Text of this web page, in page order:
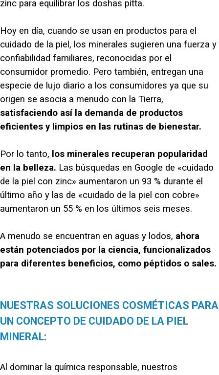
zinc para equilibrar los doshas pitta.
Hoy en día, cuando se usan en productos para el
cuidado de la piel, los minerales sugieren una fuerza y
confiabilidad familiares, reconocidas por el
consumidor promedio. Pero también, entregan una
especie de lujo diario a los consumidores ya que su
origen se asocia a menudo con la Tierra,
satisfaciendo así la demanda de productos
eficientes y limpios en las rutinas de bienestar.
Por lo tanto, los minerales recuperan popularidad
en la belleza. Las búsquedas en Google de «cuidado
de la piel con zinc» aumentaron un 93 % durante el
último año y las de «cuidado de la piel con cobre»
aumentaron un 55 % en los últimos seis meses.
A menudo se encuentran en aguas y lodos, ahora
están potenciados por la ciencia, funcionalizados
para diferentes beneficios, como péptidos o sales.
NUESTRAS SOLUCIONES COSMÉTICAS PARA
UN CONCEPTO DE CUIDADO DE LA PIEL
MINERAL:
Al dominar la química responsable, nuestros